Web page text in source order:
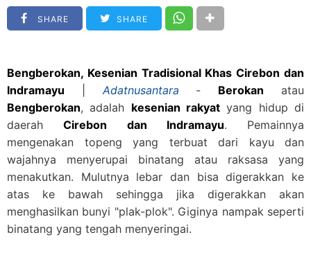
SHARE SHARE
Bengberokan, Kesenian Tradisional Khas Cirebon dan
Indramayu |Adatnusantara - Berokan atau
Bengberokan, adalah kesenian rakyat yang hidup di
daerahCirebon dan Indramayu. Pemainnya
mengenakan topeng yang terbuat dari kayu dan
wajahnya menyerupai binatang atau raksasa yang
menakutkan. Mulutnya lebar dan bisa digerakkan ke
atas ke bawah sehingga jika digerakkan akan
menghasilkan bunyi "plak-plok". Giginya nampak seperti
binatang yang tengah menyeringai.